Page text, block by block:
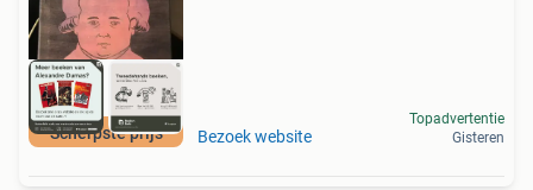
Scherpste prijs Bezoek website
Topadvertentie
Gisteren